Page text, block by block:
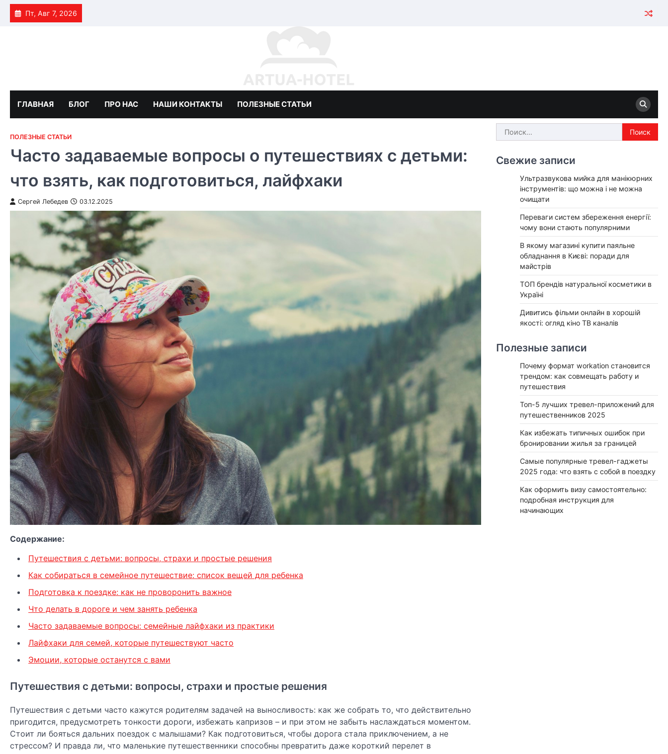
Skip
Пт, Авг 7, 2026
ГЛАВНАЯ БЛОГ ПРО НАС НАШИ КОНТАКТЫ ПОЛЕЗНЫЕ СТАТЬИ
ПОЛЕЗНЫЕ СТАТЬИ
Часто задаваемые вопросы о путешествиях с детьми:
что взять, как подготовиться, лайфхаки
Сергей Лебедев 03.12.2025
Содержание:
Путешествия с детьми: вопросы, страхи и простые решения
Как собираться в семейное путешествие: список вещей для ребенка
Подготовка к поездке: как не проворонить важное
Что делать в дороге и чем занять ребенка
Часто задаваемые вопросы: семейные лайфхаки из практики
Лайфхаки для семей, которые путешествуют часто
Эмоции, которые останутся с вами
Путешествия с детьми: вопросы, страхи и простые решения
Путешествия с детьми часто кажутся родителям задачей на выносливость: как же собрать то, что действительно
пригодится, предусмотреть тонкости дороги, избежать капризов – и при этом не забыть наслаждаться моментом.
Стоит ли бояться дальних поездок с малышами? Как подготовиться, чтобы дорога стала приключением, а не
стрессом? И правда ли, что маленькие путешественники способны превратить даже короткий перелет в
Найти:
Свежие записи
Ультразвукова мийка для манікюрних
інструментів: що можна і не можна
очищати
Переваги систем збереження енергії:
чому вони стають популярними
В якому магазині купити паяльне
обладнання в Києві: поради для
майстрів
ТОП брендів натуральної косметики в
Україні
Дивитись фільми онлайн в хорошій
якості: огляд кіно ТВ каналів
Полезные записи
Почему формат workation становится
трендом: как совмещать работу и
путешествия
Топ-5 лучших тревел-приложений для
путешественников 2025
Как избежать типичных ошибок при
бронировании жилья за границей
Самые популярные тревел-гаджеты
2025 года: что взять с собой в поездку
Как оформить визу самостоятельно:
подробная инструкция для
начинающих